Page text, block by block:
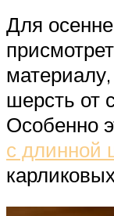
Для
шерсть от
Особенно
с длинной